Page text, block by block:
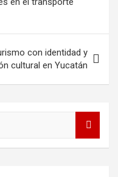
con identidad y
cultural en Yucatán